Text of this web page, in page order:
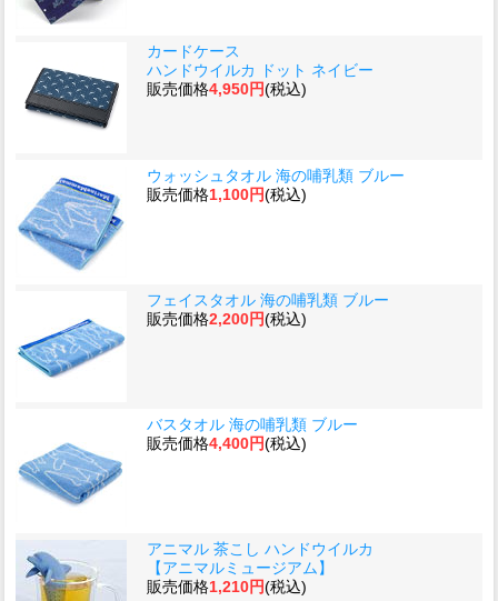
カードケース
ハンドウイルカ ドット ネイビー
販売価格4,950円(税込)
ウォッシュタオル 海の哺乳類 ブルー
販売価格1,100円(税込)
フェイスタオル 海の哺乳類 ブルー
販売価格2,200円(税込)
バスタオル 海の哺乳類 ブルー
販売価格4,400円(税込)
アニマル 茶こし ハンドウイルカ
【アニマルミュージアム】
販売価格1,210円(税込)